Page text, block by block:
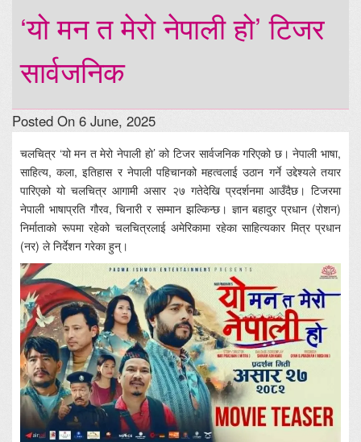
‘यो मन त मेरो नेपाली हो’ टिजर
सार्वजनिक
Posted On 6 June, 2025
चलचित्र ‘यो मन त मेरो नेपाली हो’ को टिजर सार्वजनिक गरिएको छ। नेपाली भाषा,
साहित्य, कला, इतिहास र नेपाली पहिचानको महत्वलाई उठान गर्ने उद्देश्यले तयार
पारिएको यो चलचित्र आगामी असार २७ गतेदेखि प्रदर्शनमा आउँदैछ। टिजरमा
नेपाली भाषाप्रति गौरव, चिनारी र सम्मान झल्किन्छ। ज्ञान बहादुर प्रधान (रोशन)
निर्माताको रूपमा रहेको चलचित्रलाई अमेरिकामा रहेका साहित्यकार मित्र प्रधान
(नर) ले निर्देशन गरेका हुन्।